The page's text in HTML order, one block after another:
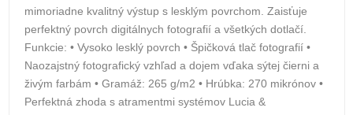
mimoriadne kvalitný výstup s lesklým povrchom. Zaisťuje
perfektný povrch digitálnych fotografií a všetkých dotlačí.
Funkcie: • Vysoko lesklý povrch • Špičková tlač fotografií •
Naozajstný fotografický vzhľad a dojem vďaka sýtej čierni a
živým farbám • Gramáž: 265 g/m2 • Hrúbka: 270 mikrónov •
Perfektná zhoda s atramentmi systémov Lucia &